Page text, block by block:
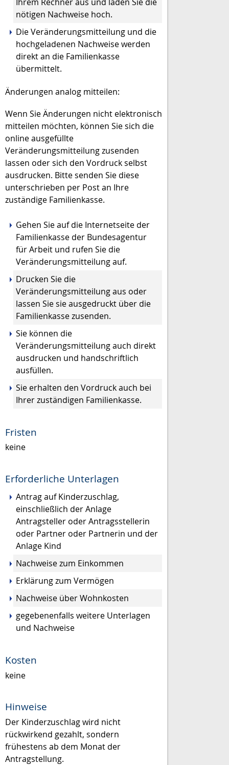
nötigen Nachweise hoch.
Die Veränderungsmitteilung und die
hochgeladenen Nachweise werden
direkt an die Familienkasse
übermittelt.
Änderungen analog mitteilen:
Wenn Sie Änderungen nicht elektronisch
mitteilen möchten, können Sie sich die
online ausgefüllte
Veränderungsmitteilung zusenden
lassen oder sich den Vordruck selbst
ausdrucken. Bitte senden Sie diese
unterschrieben per Post an Ihre
zuständige Familienkasse.
Gehen Sie auf die Internetseite der
Familienkasse der Bundesagentur
für Arbeit und rufen Sie die
Veränderungsmitteilung auf.
Drucken Sie die
Veränderungsmitteilung aus oder
lassen Sie sie ausgedruckt über die
Familienkasse zusenden.
Sie können die
Veränderungsmitteilung auch direkt
ausdrucken und handschriftlich
ausfüllen.
Sie erhalten den Vordruck auch bei
Ihrer zuständigen Familienkasse.
Fristen
keine
Erforderliche Unterlagen
Antrag auf Kinderzuschlag,
einschließlich der Anlage
Antragsteller oder Antragsstellerin
oder Partner oder Partnerin und der
Anlage Kind
Nachweise zum Einkommen
Erklärung zum Vermögen
Nachweise über Wohnkosten
gegebenenfalls weitere Unterlagen
und Nachweise
Kosten
keine
Hinweise
Der Kinderzuschlag wird nicht
rückwirkend gezahlt, sondern
frühestens ab dem Monat der
Antragstellung.